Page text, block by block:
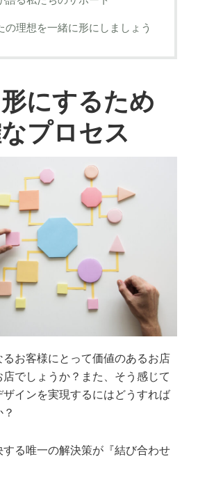
の理想を一緒に形にしましょう
にするため
プロセス
るお客様にとって価値のあるお店
店でしょうか？また、そう感じて
ザインを実現するにはどうすれば
する唯一の解決策が『結び合わせ